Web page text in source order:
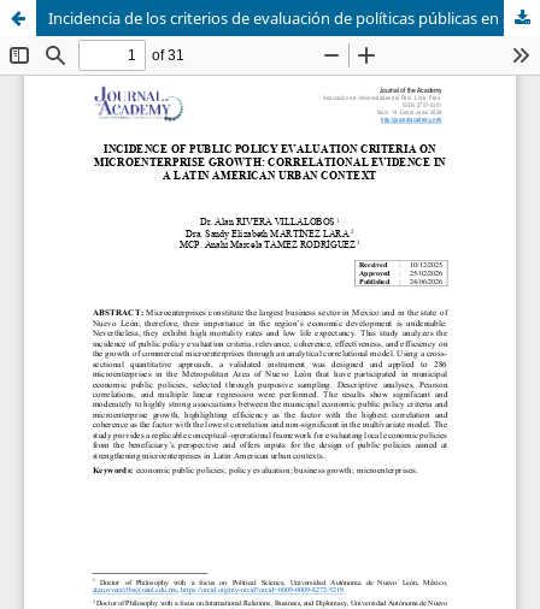
Incidencia de los criterios de evaluación de políticas públicas en el crecimiento de microempresas: evidencia correlacional en un contexto urbano latinoamericano